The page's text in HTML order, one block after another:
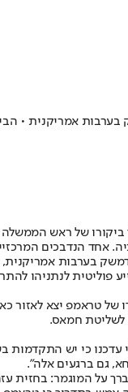
אמריקנית • הבית
של ראש הממשלה
אחד הנדבכים
בערבות
לנתניהו
טראמפ יצא לאזור
לשליטת חמאס.
כי יש התקדמות
גם ברגעים אלה".
על המוגמר: